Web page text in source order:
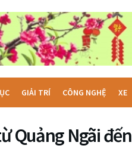
GIẢI TRÍ CÔNG NGHỆ XE
Quảng Ngãi đến